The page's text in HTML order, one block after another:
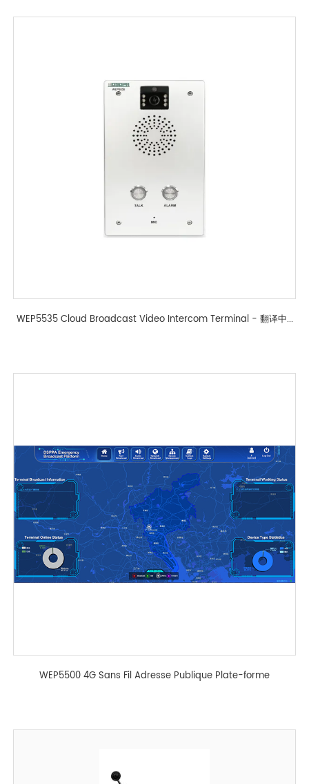
WEP5535 Cloud Broadcast Video Intercom Terminal - 翻译中...
WEP5500 4G Sans Fil Adresse Publique Plate-forme